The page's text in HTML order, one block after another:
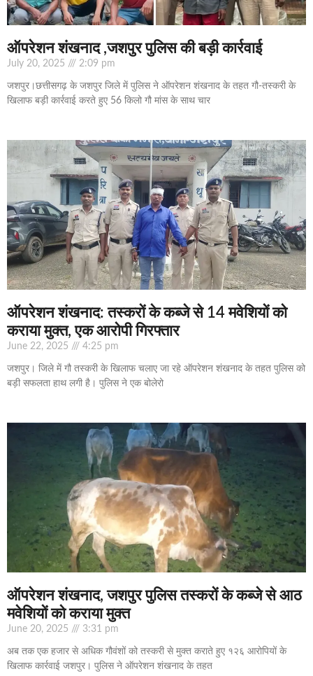
ऑपरेशन शंखनाद ,जशपुर पुलिस की बड़ी कार्रवाई
July 20, 2025 2:09 pm
जशपुर।छत्तीसगढ़ के जशपुर जिले में पुलिस ने ऑपरेशन शंखनाद के तहत गौ-तस्करी के
खिलाफ बड़ी कार्रवाई करते हुए 56 किलो गौ मांस के साथ चार
ऑपरेशन शंखनाद: तस्करों के कब्जे से 14 मवेशियों को
कराया मुक्त, एक आरोपी गिरफ्तार
June 22, 2025 4:25 pm
जशपुर। जिले में गौ तस्करी के खिलाफ चलाए जा रहे ऑपरेशन शंखनाद के तहत पुलिस को
बड़ी सफलता हाथ लगी है। पुलिस ने एक बोलेरो
ऑपरेशन शंखनाद, जशपुर पुलिस तस्करों के कब्जे से आठ
मवेशियों को कराया मुक्त
June 20, 2025 3:31 pm
अब तक एक हजार से अधिक गौवंशों को तस्करी से मुक्त कराते हुए १२६ आरोपियों के
खिलाफ कार्रवाई जशपुर। पुलिस ने ऑपरेशन शंखनाद के तहत